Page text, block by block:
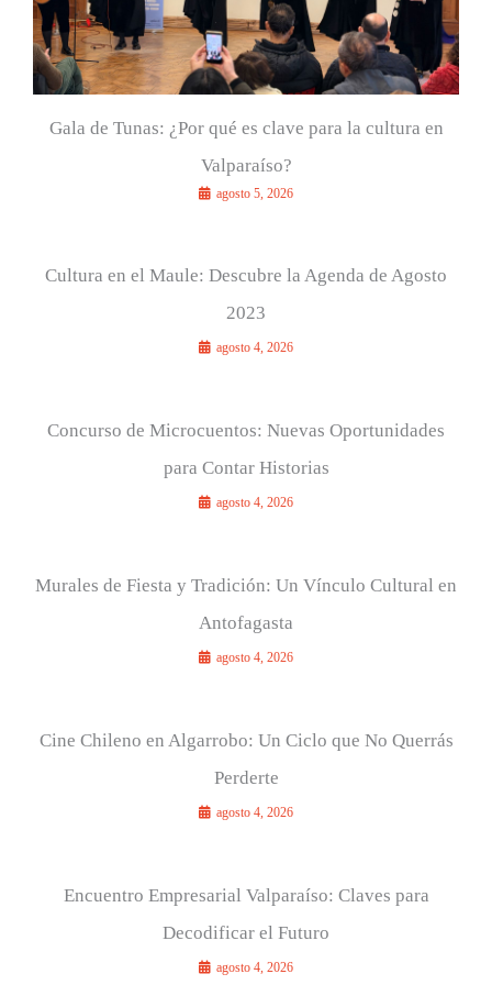
Gala de Tunas: ¿Por qué es clave para la cultura en
Valparaíso?
agosto 5, 2026
Cultura en el Maule: Descubre la Agenda de Agosto
2023
agosto 4, 2026
Concurso de Microcuentos: Nuevas Oportunidades
para Contar Historias
agosto 4, 2026
Murales de Fiesta y Tradición: Un Vínculo Cultural en
Antofagasta
agosto 4, 2026
Cine Chileno en Algarrobo: Un Ciclo que No Querrás
Perderte
agosto 4, 2026
Encuentro Empresarial Valparaíso: Claves para
Decodificar el Futuro
agosto 4, 2026